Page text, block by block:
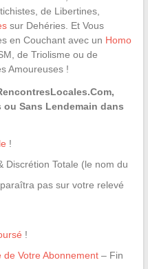
de Libertines,
sur Dehéries. Et Vous
en Couchant avec un Homo
de Triolisme ou de
Amoureuses !
Sans Lendemain dans
!
Discrétion Totale (le nom du
pas sur votre relevé
!
Votre Abonnement– Fin